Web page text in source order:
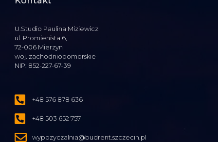
U.Studio Paulina Miziewicz
ul. Promienista 6,
72-006 Mierzyn
woj. zachodniopomorskie
NIP: 852-227-67-39
+48 576 878 636
+48 503 652 757
wypozyczalnia@budrent.szczecin.pl